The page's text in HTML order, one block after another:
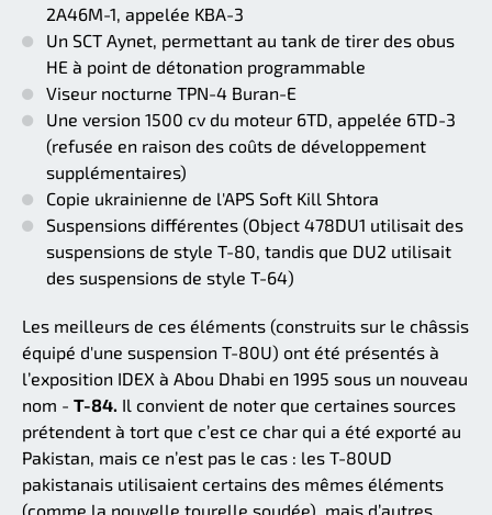
2A46M-1, appelée KBA-3
Un SCT Aynet, permettant au tank de tirer des obus
HE à point de détonation programmable
Viseur nocturne TPN-4 Buran-E
Une version 1500 cv du moteur 6TD, appelée 6TD-3
(refusée en raison des coûts de développement
supplémentaires)
Copie ukrainienne de l'APS Soft Kill Shtora
Suspensions différentes (Object 478DU1 utilisait des
suspensions de style T-80, tandis que DU2 utilisait
des suspensions de style T-64)
Les meilleurs de ces éléments (construits sur le châssis
équipé d'une suspension T-80U) ont été présentés à
l’exposition IDEX à Abou Dhabi en 1995 sous un nouveau
nom - T-84. Il convient de noter que certaines sources
prétendent à tort que c’est ce char qui a été exporté au
Pakistan, mais ce n’est pas le cas : les T-80UD
pakistanais utilisaient certains des mêmes éléments
(comme la nouvelle tourelle soudée), mais d’autres